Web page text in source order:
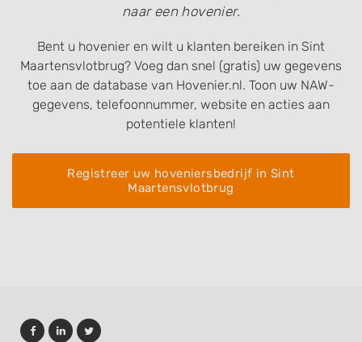
naar een hovenier.
Bent u hovenier en wilt u klanten bereiken in Sint
Maartensvlotbrug? Voeg dan snel (gratis) uw gegevens
toe aan de database van Hovenier.nl. Toon uw NAW-
gegevens, telefoonnummer, website en acties aan
potentiele klanten!
Registreer uw hoveniersbedrijf in Sint
Maartensvlotbrug